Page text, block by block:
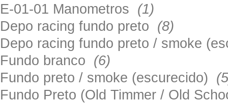
E-01-01 Manometros (1)
Depo racing fundo preto (8)
Depo racing fundo preto / smoke
Fundo branco (6)
Fundo preto / smoke (escurecido)
Fundo Preto (Old Timmer / Old